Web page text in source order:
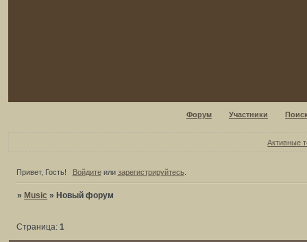
Форум Участники
Активные
Привет, Гость! Войдитеили зарегистрируйтесь.
» Music » Новый форум
Страница:1